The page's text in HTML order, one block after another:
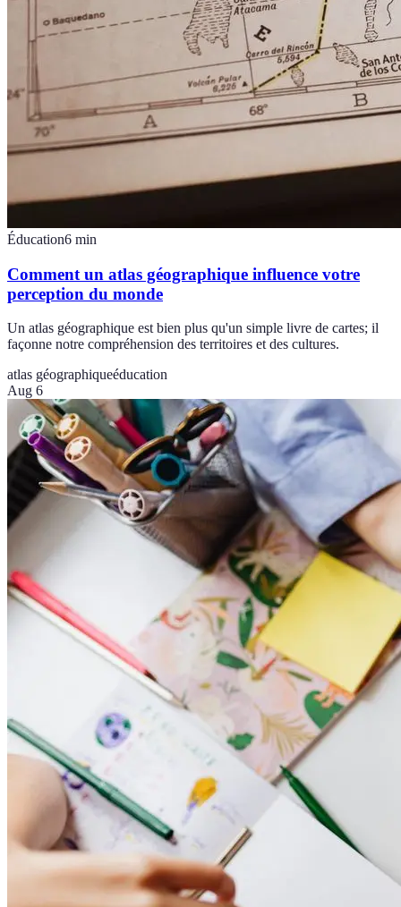
Éducation6 min
Comment un atlas géographique influence votre
perception du monde
Un atlas géographique est bien plus qu'un simple livre de cartes; il
façonne notre compréhension des territoires et des cultures.
atlas géographiqueéducation
Aug 6